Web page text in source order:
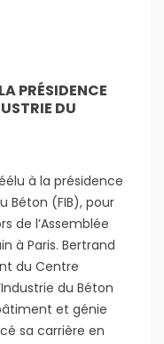
PRÉSIDENCE
DU
à la présidence
Béton (FIB), pour
de l’Assemblée
à Paris. Bertrand
du Centre
du Béton
et génie
sa carrière en